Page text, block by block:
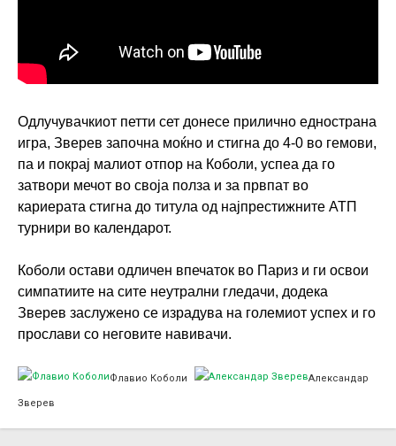
Одлучувачкиот петти сет донесе прилично еднострана
игра, Зверев започна моќно и стигна до 4-0 во гемови,
па и покрај малиот отпор на Коболи, успеа да го
затвори мечот во своја полза и за првпат во
кариерата стигна до титула од најпрестижните АТП
турнири во календарот.
Коболи остави одличен впечаток во Париз и ги освои
симпатиите на сите неутрални гледачи, додека
Зверев заслужено се израдува на големиот успех и го
прослави со неговите навивачи.
Флавио Коболи Александар
Зверев